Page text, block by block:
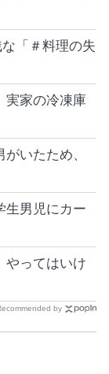
「＃料理の失
実家の冷凍庫
いたため、
生男児にカー
やってはいけ
by